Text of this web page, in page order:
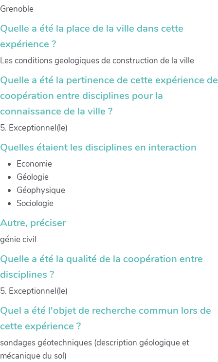
Grenoble
Quelle a été la place de la ville dans cette
expérience ?
Les conditions geologiques de construction de la ville
Quelle a été la pertinence de cette expérience de
coopération entre disciplines pour la
connaissance de la ville ?
5. Exceptionnel(le)
Quelles étaient les disciplines en interaction
Economie
Géologie
Géophysique
Sociologie
Autre, préciser
génie civil
Quelle a été la qualité de la coopération entre
disciplines ?
5. Exceptionnel(le)
Quel a été l'objet de recherche commun lors de
cette expérience ?
sondages géotechniques (description géologique et
mécanique du sol)